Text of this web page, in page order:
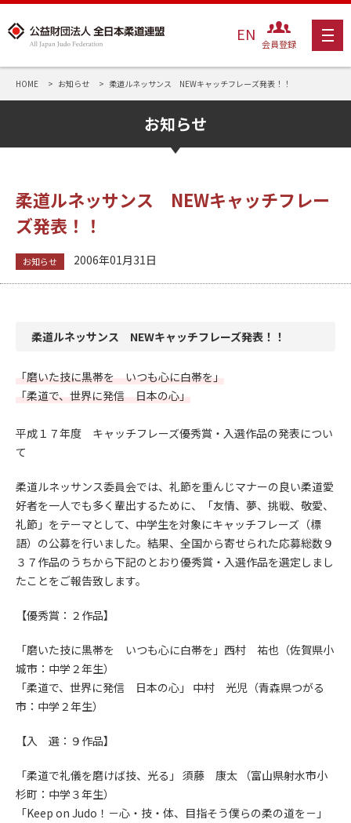
EN 会員登録
HOME お知らせ 柔道ルネッサンス NEWキャッチフレーズ発表！！
お知らせ
柔道ルネッサンス NEWキャッチフレー
ズ発表！！
お知らせ 2006年01月31日
柔道ルネッサンス NEWキャッチフレーズ発表！！
「磨いた技に黒帯を いつも心に白帯を」
「柔道で、世界に発信 日本の心」
平成１７年度 キャッチフレーズ優秀賞・入選作品の発表につい
て
柔道ルネッサンス委員会では、礼節を重んじマナーの良い柔道愛
好者を一人でも多く輩出するために、「友情、夢、挑戦、敬愛、
礼節」をテーマとして、中学生を対象にキャッチフレーズ（標
語）の公募を行いました。結果、全国から寄せられた応募総数９
３７作品のうちから下記のとおり優秀賞・入選作品を選定しまし
たことをご報告致します。
【優秀賞：２作品】
「磨いた技に黒帯を いつも心に白帯を」西村 祐也（佐賀県小
城市：中学２年生）
「柔道で、世界に発信 日本の心」 中村 光児（青森県つがる
市：中学２年生）
【入 選：９作品】
「柔道で礼儀を磨けば技、光る」 須藤 康太 （富山県射水市小
杉町：中学３年生）
「Keep on Judo！－心・技・体、目指そう僕らの柔の道を－」